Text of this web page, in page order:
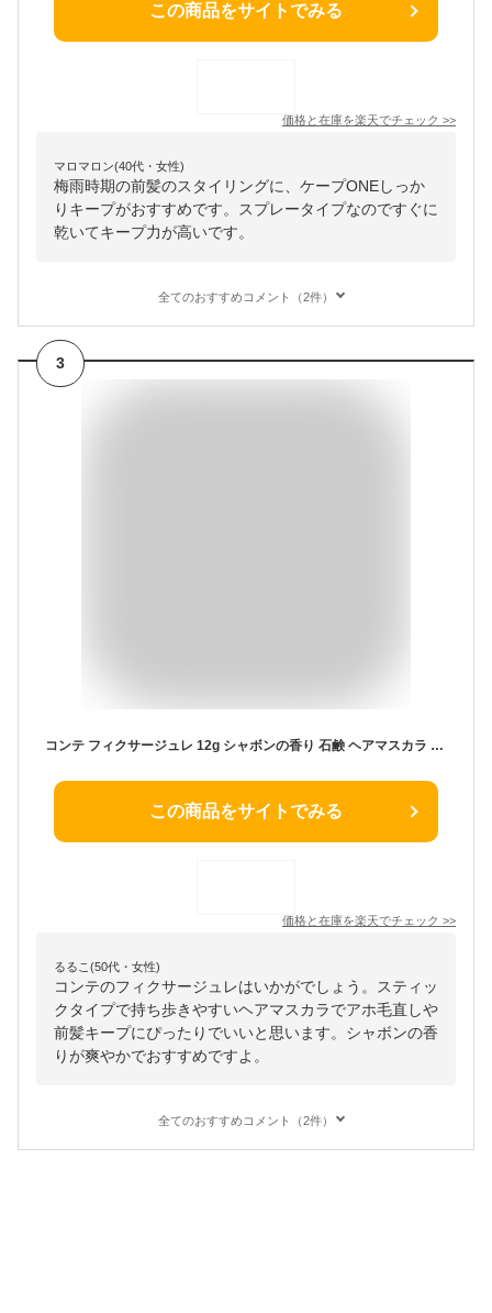
この商品をサイトでみる
価格と在庫を楽天でチェック >>
マロマロン(40代・女性)
梅雨時期の前髪のスタイリングに、ケープONEしっか
りキープがおすすめです。スプレータイプなのですぐに
乾いてキープ力が高いです。
全てのおすすめコメント（2件）
3
コンテ フィクサージュレ 12g シャボンの香り 石鹸 ヘアマスカラ アホ毛 スティック あほげ直しマスカラ ヘアスティック 前髪キープ
この商品をサイトでみる
価格と在庫を楽天でチェック >>
るるこ(50代・女性)
コンテのフィクサージュレはいかがでしょう。スティッ
クタイプで持ち歩きやすいヘアマスカラでアホ毛直しや
前髪キープにぴったりでいいと思います。シャボンの香
りが爽やかでおすすめですよ。
全てのおすすめコメント（2件）